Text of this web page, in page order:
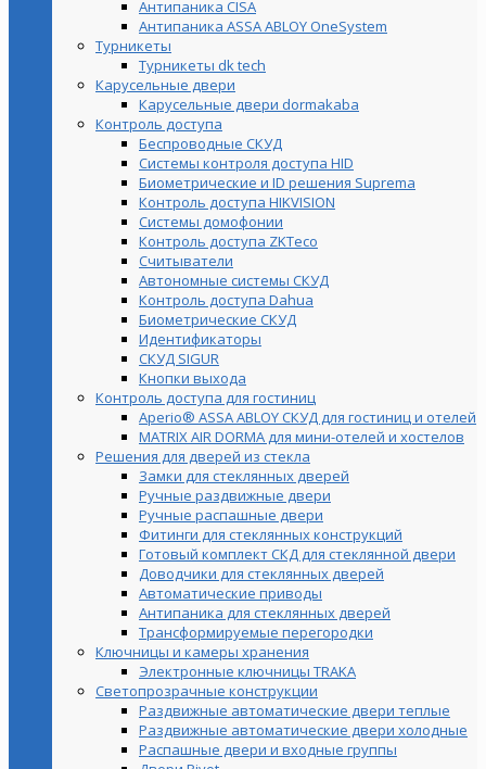
Антипаника СISA
Антипаника ASSA ABLOY OneSystem
Турникеты
Турникеты dk tech
Карусельные двери
Карусельные двери dormakaba
Контроль доступа
Беспроводные СКУД
Системы контроля доступа HID
Биометрические и ID решения Suprema
Контроль доступа HIKVISION
Системы домофонии
Контроль доступа ZKTeco
Считыватели
Автономные системы СКУД
Контроль доступа Dahua
Биометрические СКУД
Идентификаторы
СКУД SIGUR
Кнопки выхода
Контроль доступа для гостиниц
Aperio® ASSA ABLOY СКУД для гостиниц и отелей
MATRIX AIR DORMA для мини-отелей и хостелов
Решения для дверей из стекла
Замки для стеклянных дверей
Ручные раздвижные двери
Ручные распашные двери
Фитинги для стеклянных конструкций
Готовый комплект СКД для стеклянной двери
Доводчики для стеклянных дверей
Автоматические приводы
Антипаника для стеклянных дверей
Трансформируемые перегородки
Ключницы и камеры хранения
Электронные ключницы TRAKA
Светопрозрачные конструкции
Раздвижные автоматические двери теплые
Раздвижные автоматические двери холодные
Распашные двери и входные группы